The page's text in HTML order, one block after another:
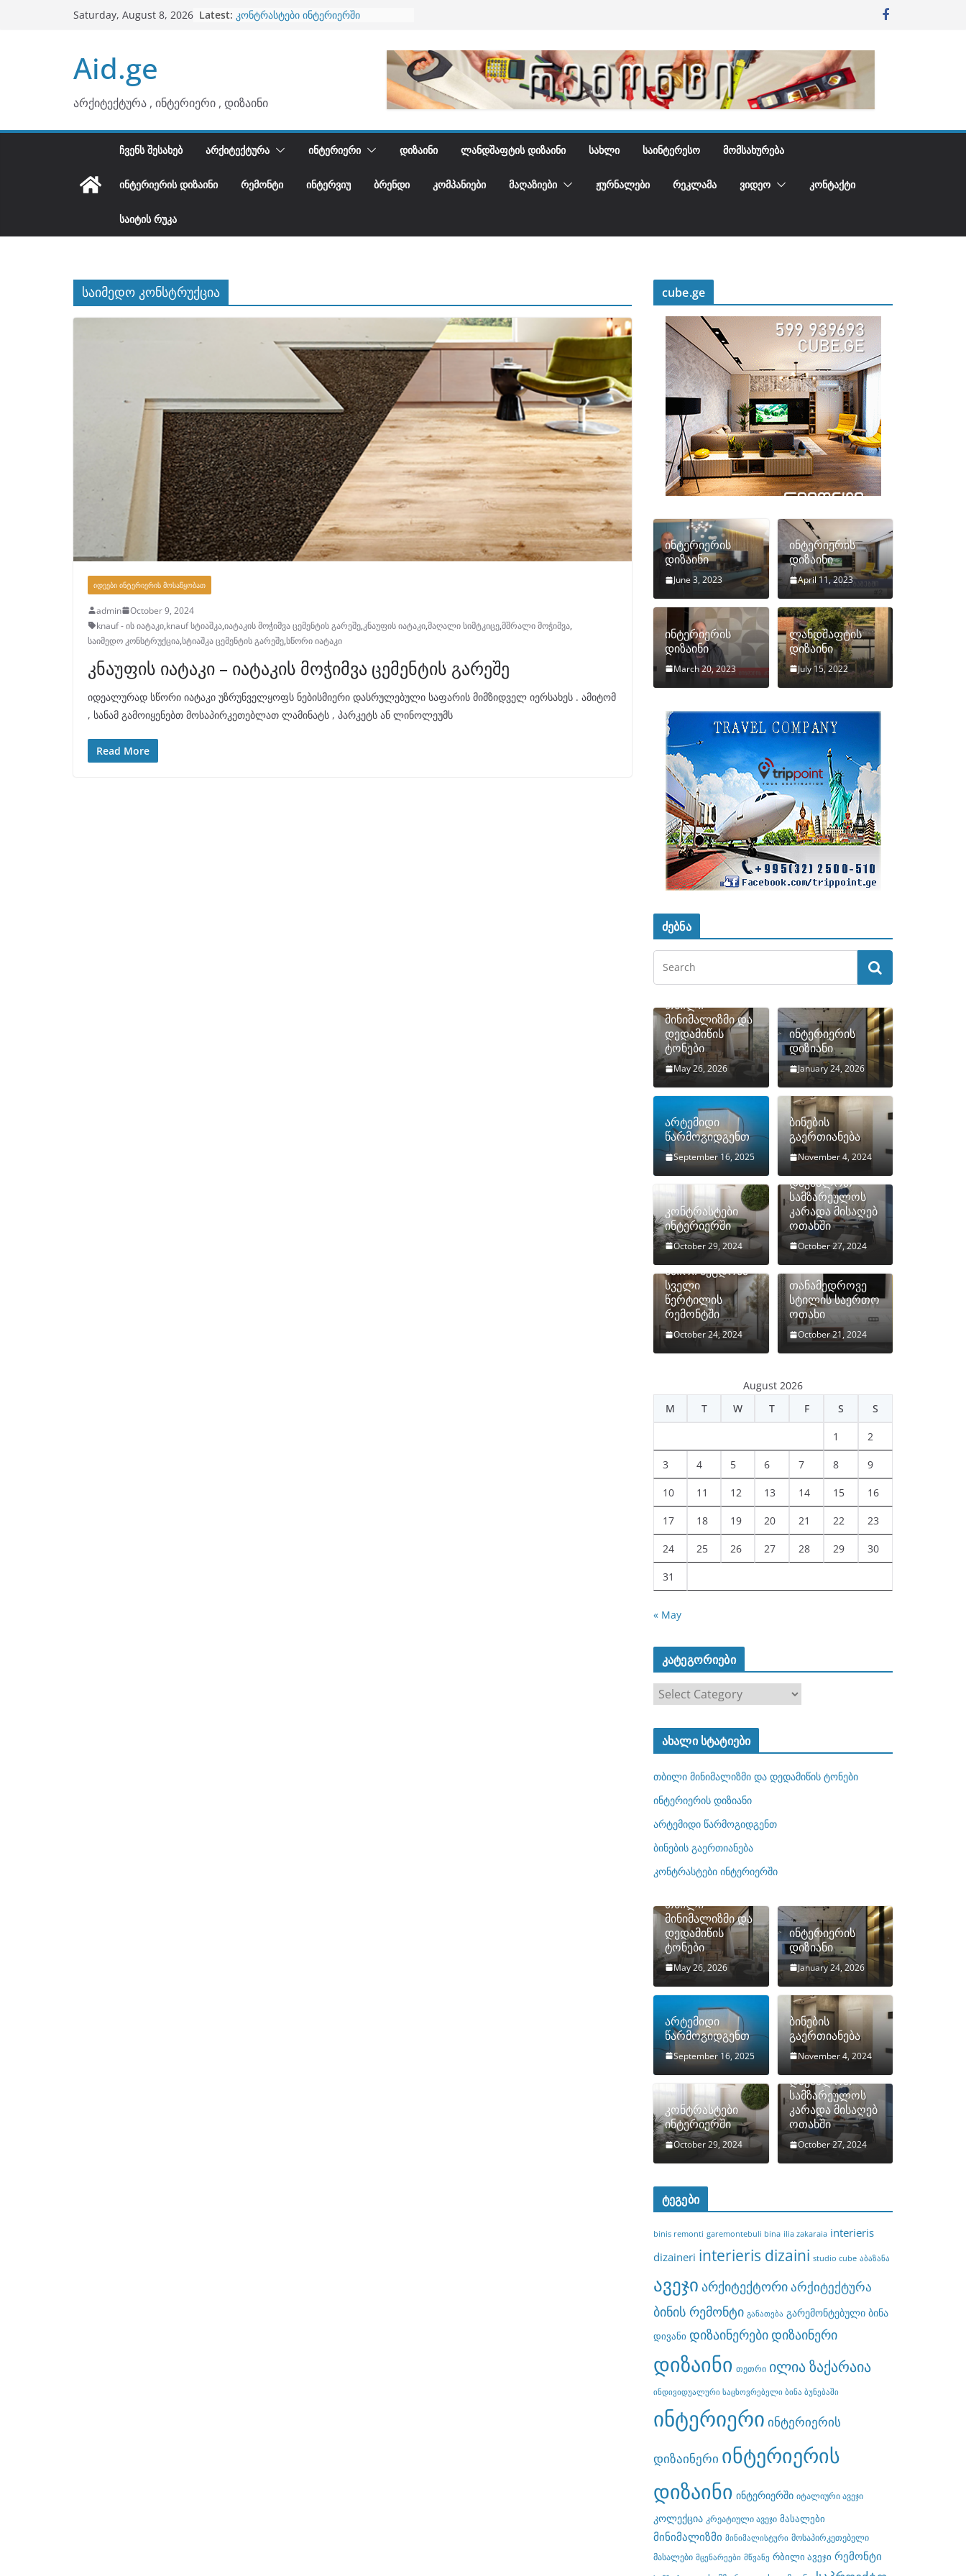
Saturday, August 8, 2026 Latest: კონტრასტები ინტერიერში
Aid.ge
არქიტექტურა , ინტერიერი , დიზაინი
ᲩᲕᲔᲜᲡ ᲨᲔᲡᲐᲮᲔᲑ ᲐᲠᲥᲘᲢᲔᲥᲢᲣᲠᲐ ᲘᲜᲢᲔᲠᲘᲔᲠᲘ ᲓᲘᲖᲐᲘᲜᲘ ᲚᲐᲜᲓᲨᲐᲤᲢᲘᲡ ᲓᲘᲖᲐᲘᲜᲘ ᲡᲐᲮᲚᲘ ᲡᲐᲘᲜᲢᲔᲠᲔᲡᲝ ᲛᲝᲛᲡᲐᲮᲣᲠᲔᲑᲐ
ᲘᲜᲢᲔᲠᲘᲔᲠᲘᲡ ᲓᲘᲖᲐᲘᲜᲘ ᲠᲔᲛᲝᲜᲢᲘ ᲘᲜᲢᲔᲠᲕᲘᲣ ᲑᲠᲔᲜᲓᲘ ᲙᲝᲛᲞᲐᲜᲘᲔᲑᲘ ᲛᲐᲦᲐᲖᲘᲔᲑᲘ ᲟᲣᲠᲜᲐᲚᲔᲑᲘ ᲠᲔᲙᲚᲐᲛᲐ ᲕᲘᲓᲔᲝ ᲙᲝᲜᲢᲐᲥᲢᲘ
ᲡᲐᲘᲢᲘᲡ ᲠᲣᲙᲐ
საიმედო კონსტრუქცია
ᲘᲓᲔᲔᲑᲘ ᲘᲜᲢᲔᲠᲘᲔᲠᲘᲡ ᲛᲝᲡᲐᲬᲧᲝᲑᲐᲗ
admin
October 9, 2024
knauf - ის იატაკი,knauf სტიაშკა,იატაკის მოჭიმვა ცემენტის გარეშე,კნაუფის იატაკი,მაღალი სიმტკიცე,მშრალი მოჭიმვა,
საიმედო კონსტრუქცია,სტიაშკა ცემენტის გარეშე,სწორი იატაკი
კნაუფის იატაკი – იატაკის მოჭიმვა ცემენტის გარეშე
იდეალურად სწორი იატაკი უზრუნველყოფს ნებისმიერი დასრულებული საფარის მიმზიდველ იერსახეს . ამიტომ
, სანამ გამოიყენებთ მოსაპირკეთებლათ ლამინატს , პარკეტს ან ლინოლეუმს
Read More
cube.ge
ინტერიერის
დიზაინი
June 3, 2023
ინტერიერის
დიზაინი
April 11, 2023
ინტერიერის
დიზაინი
March 20, 2023
ლანდშაფტის
დიზაინი
July 15, 2022
ძებნა
თბილი
მინიმალიზმი და
დედამიწის
ტონები
May 26, 2026
ინტერიერის
დიზიანი
January 24, 2026
არტემიდი
წარმოგიდგენთ
September 16, 2025
ბინების
გაერთიანება
November 4, 2024
კონტრასტები
ინტერიერში
October 29, 2024
როგორ
დავმალოთ
სამზარეულოს
კარადა მისაღებ
ოთახში
October 27, 2024
ხშირი შეცდომა
სველი
წერტილის
რემონტში
October 24, 2024
თანამედროვე
სტილის საერთო
ოთახი
October 21, 2024
August 2026
M
T W T F S S
1 2
3 4 5 6 7 8 9
10 11 12 13 14 15 16
17 18 19 20 21 22 23
24 25 26 27 28 29 30
31
« May
კატეგორიები
ტ
ო
რ
ბ
ი
ახალი სტატიები
თბილი მინიმალიზმი და დედამიწის ტონები
ინტერიერის დიზიანი
არტემიდი წარმოგიდგენთ
ბინების გაერთიანება
კონტრასტები ინტერიერში
თბილი
მინიმალიზმი და
დედამიწის
ტონები
May 26, 2026
ინტერიერის
დიზიანი
January 24, 2026
არტემიდი
წარმოგიდგენთ
September 16, 2025
ბინების
გაერთიანება
November 4, 2024
კონტრასტები
ინტერიერში
October 29, 2024
როგორ
დავმალოთ
სამზარეულოს
კარადა მისაღებ
ოთახში
October 27, 2024
ტეგები
binis remonti garemontebuli bina ilia zakaraia interieris
dizaineri interieris dizaini studio cube აბაზანა
ავეჯი არქიტექტორიარქიტექტურა
ბინის რემონტი განათება გარემონტებული ბინა
დივანი დიზაინერებიდიზაინერი
დიზაინი თეთრი ილია ზაქარაია
ინდივიდუალური საცხოვრებელი ბინა ბუნებაში
ინტერიერი ინტერიერის
დიზაინერი ინტერიერის
დიზაინი ინტერიერში იტალიური ავეჯი
კოლექცია კრეატიული ავეჯი მასალები
მინიმალიზმი მინიმალისტური მოსაპირკეთებელი
მასალები მცენარეები მწვანე რბილი ავეჯი რემონტი